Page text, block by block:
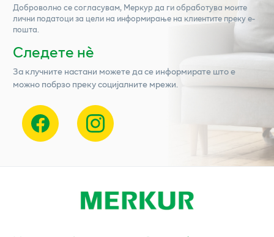
Доброволно се согласувам, Меркурда ги обработува моите
лични податоци за цели на информирање на клиентите преку е-
пошта.
Следете нѐ
За клучните настани можете да се информирате што е
можно побрзо преку социјалните мрежи.